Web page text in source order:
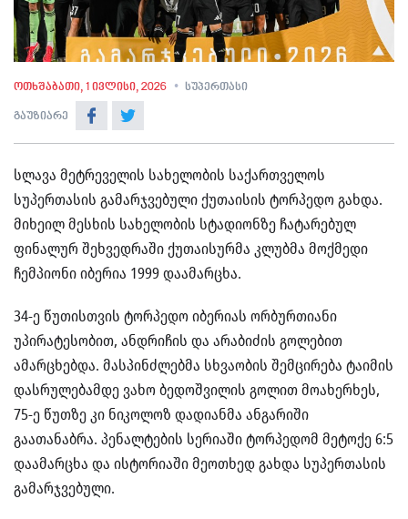
ოთხშაბათი, 1 ივლისი, 2026 სუპერთასი
გაუზიარე
სლავა მეტრეველის სახელობის საქართველოს
სუპერთასის გამარჯვებული ქუთაისის ტორპედო გახდა.
მიხეილ მესხის სახელობის სტადიონზე ჩატარებულ
ფინალურ შეხვედრაში ქუთაისურმა კლუბმა მოქმედი
ჩემპიონი იბერია 1999 დაამარცხა.
34-ე წუთისთვის ტორპედო იბერიას ორბურთიანი
უპირატესობით, ანდრიჩის და არაბიძის გოლებით
ამარცხებდა. მასპინძლებმა სხვაობის შემცირება ტაიმის
დასრულებამდე ვახო ბედოშვილის გოლით მოახერხეს,
75-ე წუთზე კი ნიკოლოზ დადიანმა ანგარიში
გაათანაბრა. პენალტების სერიაში ტორპედომ მეტოქე 6:5
დაამარცხა და ისტორიაში მეოთხედ გახდა სუპერთასის
გამარჯვებული.